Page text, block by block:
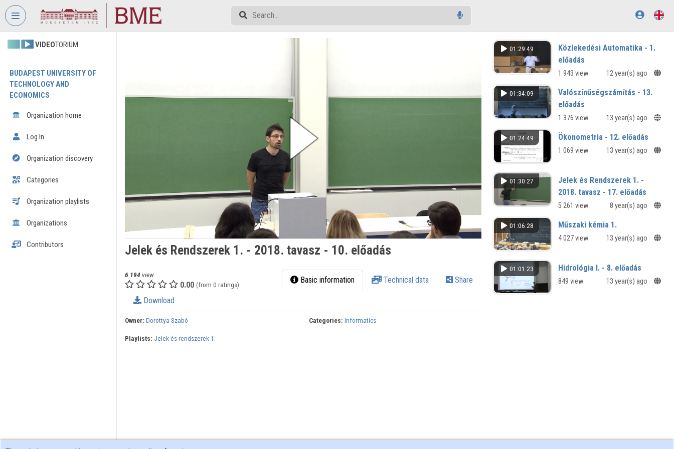
Skip header Skip menu
VIDEOTORIUM
BUDAPEST UNIVERSITY OF
TECHNOLOGY AND
ECONOMICS
Organization home
Log In
Organization discovery
Categories
Organization playlists
Organizations
Contributors Jelek és Rendszerek 1. - 2018. tavasz - 10. előadás
6 194view
0.00 (from 0 ratings) Basic information Technical data Share
Download
Owner: Dorottya Szabó Categories: Informatics
Playlists: Jelek és rendszerek 1.
01:29:49
Közlekedési Automatika - 1.
előadás
1 943 view 12 year(s) ago
01:34:09
Valószínűségszámítás - 13.
előadás
1 376 view 13 year(s) ago
01:24:49 Ökonometria - 12. előadás
1 069 view 13 year(s) ago
01:30:27
Jelek és Rendszerek 1. -
2018. tavasz - 17. előadás
5 261 view 8 year(s) ago
01:06:28 Műszaki kémia 1.
4 027 view 13 year(s) ago
01:01:23 Hidrológia I. - 8. előadás
849 view 13 year(s) ago